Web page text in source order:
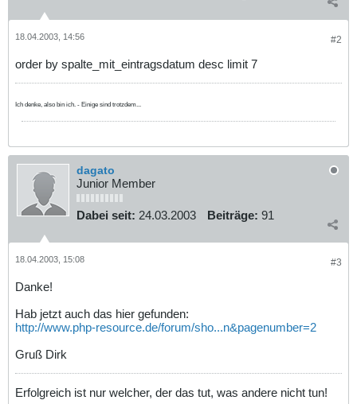
#2
18.04.2003, 14:56
order by spalte_mit_eintragsdatum desc limit 7
Ich denke, also bin ich. - Einige sind trotzdem...
dagato
Junior Member
Dabei seit: 24.03.2003 Beiträge: 91
#3
18.04.2003, 15:08
Danke!
Hab jetzt auch das hier gefunden:
http://www.php-resource.de/forum/sho...n&pagenumber=2
Gruß Dirk
Erfolgreich ist nur welcher, der das tut, was andere nicht tun!